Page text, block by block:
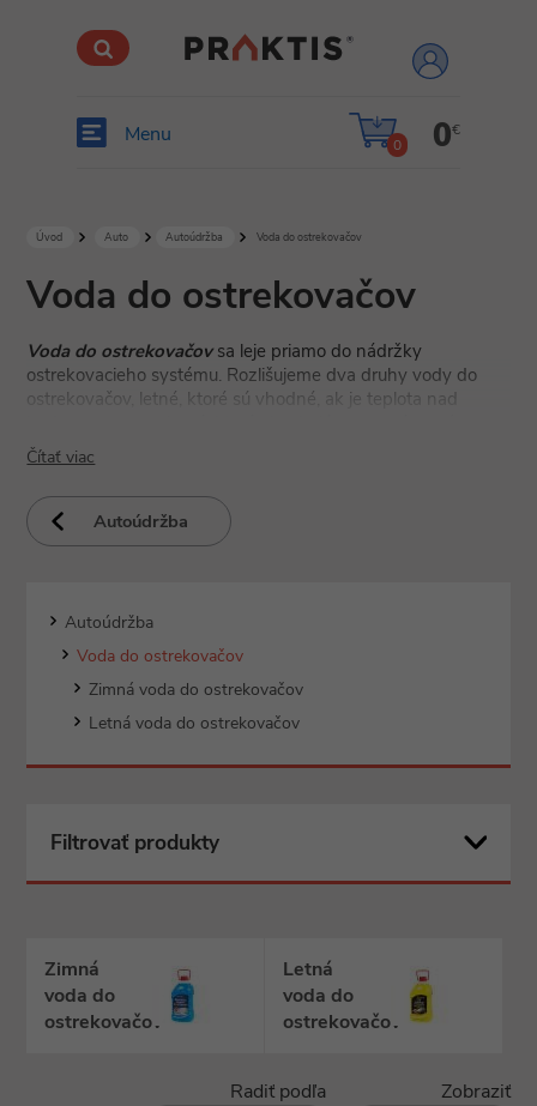
prihlásiť
sa
0 0€
Menu
Úvod Auto Autoúdržba Voda do ostrekovačov
Voda do ostrekovačov
Voda do ostrekovačov sa leje priamo do nádržky
ostrekovacieho systému. Rozlišujeme dva druhy vody do
ostrekovačov, letné, ktoré sú vhodné, ak je teplota nad
preto sú vhodné aj počas mínusových teplôt.
Vďaka vode do ostrekovačov je zlepšená viditeľnosť vodiča
počas jazdy, a tak je cesta bezpečnejšia.
Čítať viac
Autoúdržba
Autoúdržba
Voda do ostrekovačov
Zimná voda do ostrekovačov
Letná voda do ostrekovačov
Filtrovať produkty
Zimná
voda do
ostrekovačov
Letná
voda do
ostrekovačov
Radiť podľa Zobraziť